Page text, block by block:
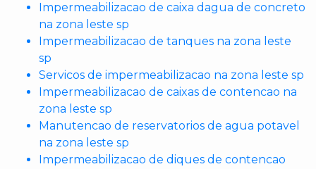
Impermeabilizacao de caixa dagua de concreto
na zona leste sp
Impermeabilizacao de tanques na zona leste
sp
Servicos de impermeabilizacao na zona leste sp
Impermeabilizacao de caixas de contencao na
zona leste sp
Manutencao de reservatorios de agua potavel
na zona leste sp
Impermeabilizacao de diques de contencao